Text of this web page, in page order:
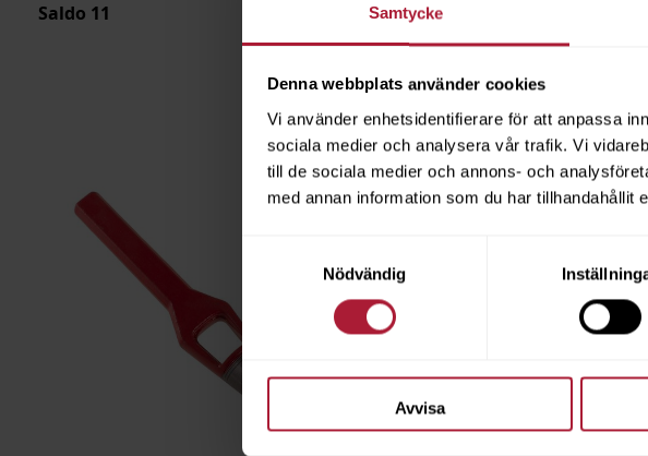
Samtycke
Denna webbplats använder cookies
Vi använder enhetsidentifierare för att anpassa
sociala medier och analysera vår trafik. Vi
till de sociala medier och annons- och
med annan information som du har
Nödvändig
Avvisa
Saldo 11 Saldo